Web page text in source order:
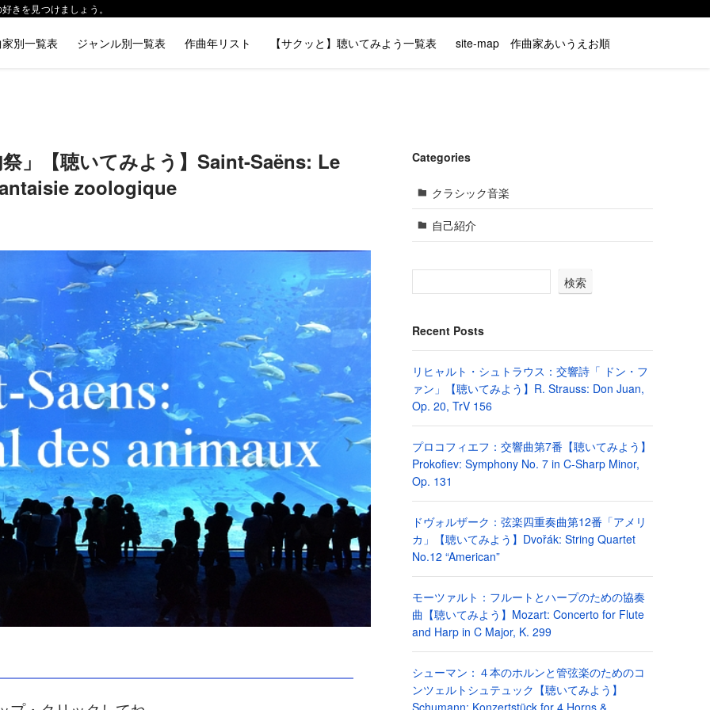
きを見つけましょう。
別一覧表 ジャンル別一覧表 作曲年リスト 【サクッと】聴いてみよう一覧表 site-map 作曲家あいうえお順
」【聴いてみよう】Saint-Saëns: Le
zoologique
Categories
クラシック音楽
自己紹介
検索
Recent Posts
リヒャルト・シュトラウス：交響詩「 ドン・フ
ァン」【聴いてみよう】R. Strauss: Don Juan,
Op. 20, TrV 156
プロコフィエフ：交響曲第7番【聴いてみよう】
Prokofiev: Symphony No. 7 in C-Sharp Minor,
Op. 131
ドヴォルザーク：弦楽四重奏曲第12番「アメリ
カ」【聴いてみよう】Dvořák: String Quartet
No.12 “American”
モーツァルト：フルートとハープのための協奏
曲【聴いてみよう】Mozart: Concerto for Flute
and Harp in C Major, K. 299
シューマン：４本のホルンと管弦楽のためのコ
ンツェルトシュテュック【聴いてみよう】
Schumann: Konzertstück for 4 Horns &